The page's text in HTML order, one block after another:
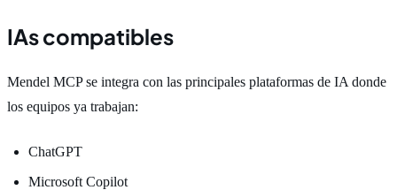
IAs compatibles
Mendel MCP se integra con las principales plataformas de IA donde
los equipos ya trabajan:
ChatGPT
Microsoft Copilot